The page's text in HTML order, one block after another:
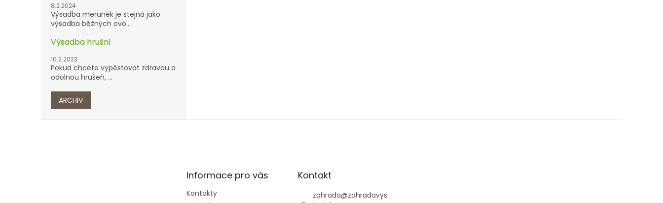
8.2.2024
Výsadba meruněk je stejná jako
výsadba běžných ovo...
Výsadba hrušní
10.2.2023
Pokud chcete vypěstovat zdravou a
odolnou hrušeň, ...
ARCHIV
Informace pro vás
Kontakty
Kontakt
zahrada@zahradavys